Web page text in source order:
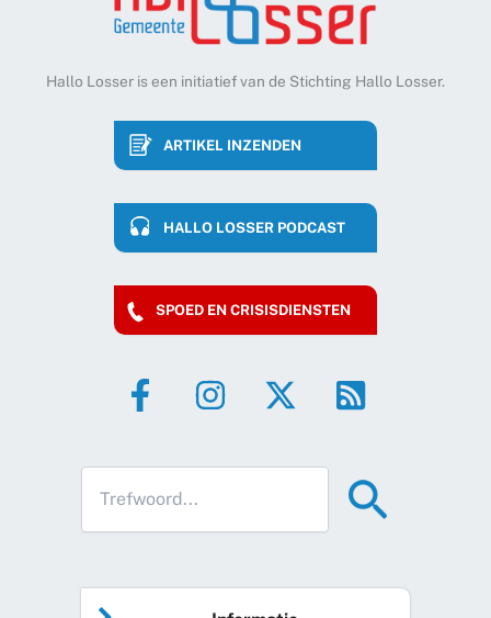
Hallo Losser is een initiatief van de Stichting Hallo Losser.
ARTIKEL INZENDEN
HALLO LOSSER PODCAST
SPOED EN CRISISDIENSTEN